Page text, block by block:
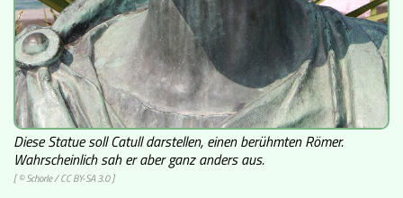
Diese Statue soll Catull darstellen, einen berühmten Römer.
Wahrscheinlich sah er aber ganz anders aus.
[ ©Schorle/CC BY-SA 3.0]